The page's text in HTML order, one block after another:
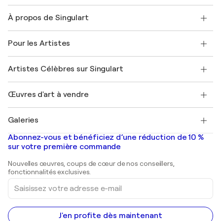
Expédition
Offrir une carte cadeau
Rejoignez notre programme commercial
Mon compte
+33 1 76 44 06 42
À propos de Singulart
FAQ
Magazine Singulart
Emplois
Découvrez une sélection d'art original
Pour les Artistes
Se connecter en tant qu'Artiste
Artistes Célèbres sur Singulart
Marc Chagall
Banksy
Mr. Brainwash
Shepard Fairey
Œuvres d'art à vendre
Tableaux abstraits à vendre
Peintures de paysage
Estampes
Peintures acryliques
Galeries
Galeries d'art en France
Galeries d'art en Belgique
Abonnez-vous et bénéficiez d’une réduction de 10 %
sur votre première commande
Nouvelles œuvres, coups de cœur de nos conseillers,
fonctionnalités exclusives.
Saisissez
votre
adresse
e-
mail
J'en profite dès maintenant